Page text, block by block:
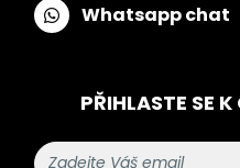
Whatsapp chat
PŘIHLASTE SE